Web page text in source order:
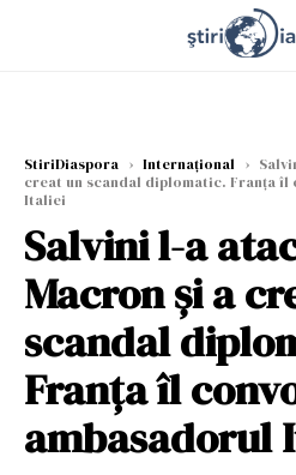
StiriDiaspora › Internațional ›
creat un scandal diplomatic. Franța îl
Italiei
Salvini l-a
Macron și a
scandal
Franța îl
ambasadorul